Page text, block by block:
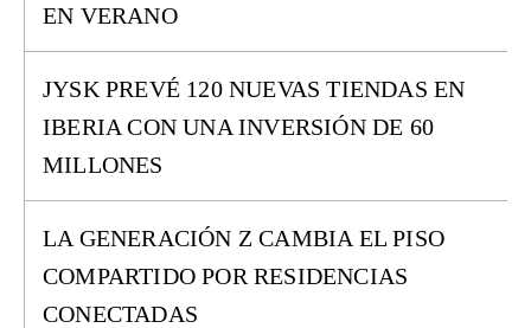
EN VERANO
JYSK PREVÉ 120 NUEVAS TIENDAS EN
IBERIA CON UNA INVERSIÓN DE 60
MILLONES
LA GENERACIÓN Z CAMBIA EL PISO
COMPARTIDO POR RESIDENCIAS
CONECTADAS